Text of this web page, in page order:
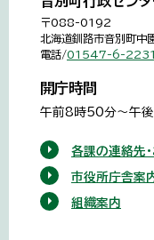
〒088-0192
北海道釧路市音別町中
電話/01547-6-2231
開庁時間
午前8時50分～午後
各課の連絡先
市役所庁舎案
組織案内